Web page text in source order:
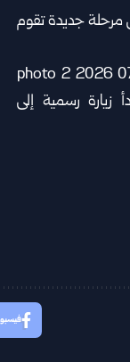
ـ الفرنسية إلى مرحلة ‌‏جديدة تقوم